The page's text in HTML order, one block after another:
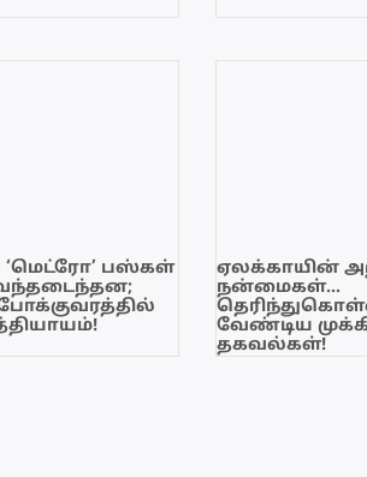
‘மெட்ரோ’ பஸ்கள்
ஏலக்காயின்
நன்மைகள்…
வேண்டிய
தகவல்கள்!